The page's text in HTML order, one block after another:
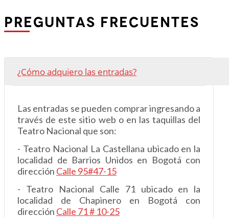
PREGUNTAS FRECUENTES
¿Cómo adquiero las entradas?
Las entradas se pueden comprar ingresando a
través de este sitio web o en las taquillas del
Teatro Nacional que son:
- Teatro Nacional La Castellana ubicado en la
localidad de Barrios Unidos en Bogotá con
dirección Calle 95#47-15
- Teatro Nacional Calle 71 ubicado en la
localidad de Chapinero en Bogotá con
dirección Calle 71 # 10-25